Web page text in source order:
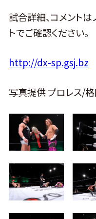
試合詳細、コメント
トでご確認ください。
http://dx-sp.gsj.bz
写真提供 プロレス/